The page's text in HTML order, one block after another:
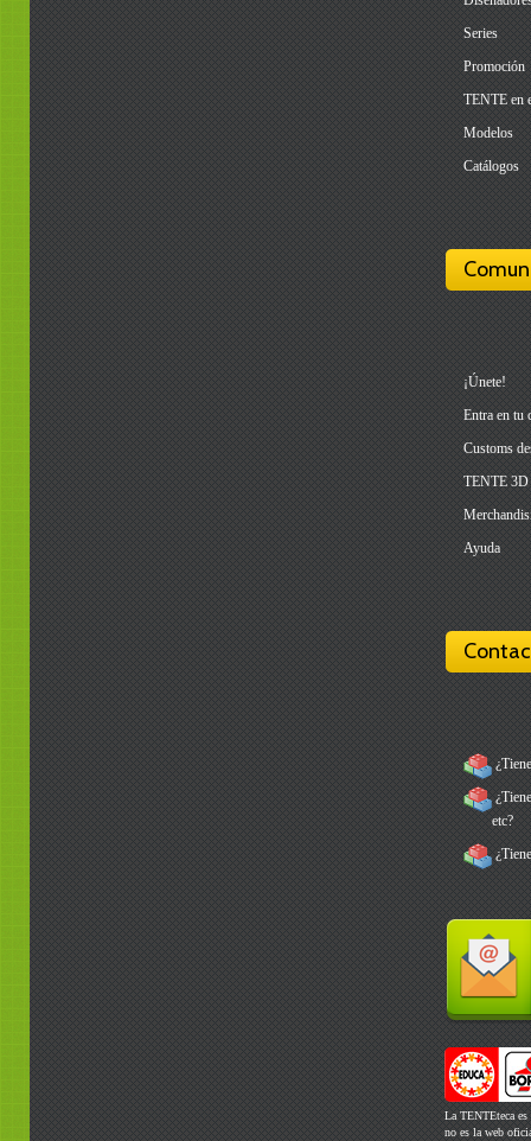
Series
Promoción
TENTE en
Modelos
Catálogos
¡Únete!
Entra en tu
Customs
TENTE 3D
Ayuda
etc?
La TENTEteca
no es la web